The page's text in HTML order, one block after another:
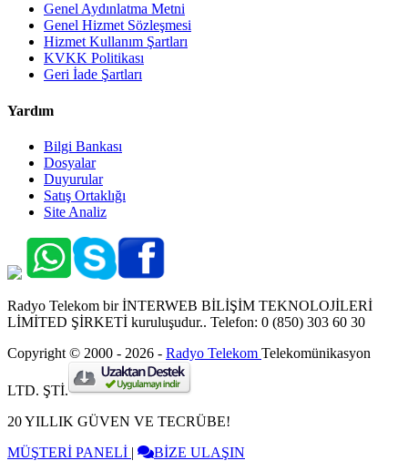
Genel Aydınlatma Metni
Genel Hizmet Sözleşmesi
Hizmet Kullanım Şartları
KVKK Politikası
Geri İade Şartları
Yardım
Bilgi Bankası
Dosyalar
Duyurular
Satış Ortaklığı
Site Analiz
Radyo Telekom bir İNTERWEB BİLİŞİM TEKNOLOJİLERİ
LİMİTED ŞİRKETİ kuruluşudur.. Telefon: 0 (850) 303 60 30
Copyright © 2000 - 2026 - Radyo Telekom Telekomünikasyon
LTD. ŞTİ.
20 YILLIK GÜVEN VE TECRÜBE!
MÜŞTERİ PANELİ | BİZE ULAŞIN